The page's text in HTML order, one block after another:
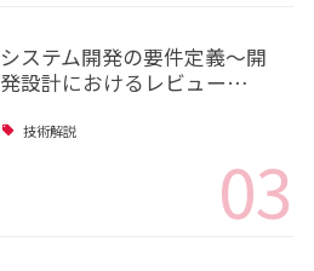
システム開発の要件定義～開
発設計におけるレビュー…
技術解説
03